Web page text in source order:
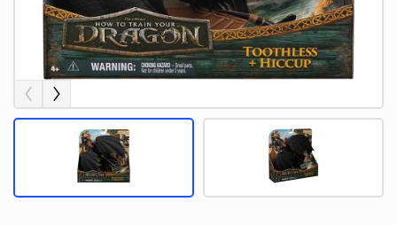
Previous
Next